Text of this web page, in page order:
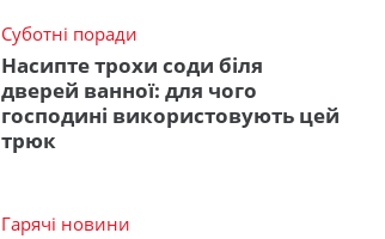
Суботні поради
Насипте трохи соди біля
дверей ванної: для чого
господині використовують цей
трюк
Гарячі новини